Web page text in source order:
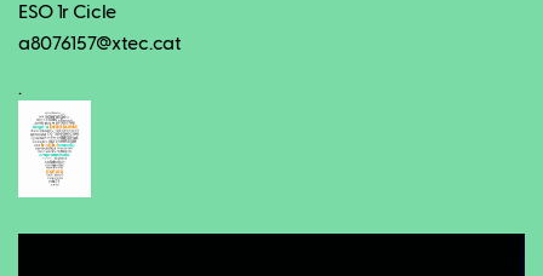
ESO 1r Cicle
a8076157@xtec.cat
.